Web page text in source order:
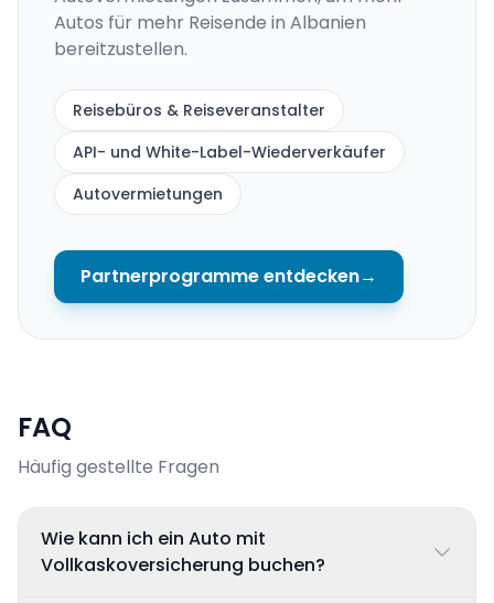
Autos für mehr Reisende in Albanien
bereitzustellen.
Reisebüros & Reiseveranstalter
API- und White-Label-Wiederverkäufer
Autovermietungen
Partnerprogramme entdecken→
FAQ
Häufig gestellte Fragen
Wie kann ich ein Auto mit
Vollkaskoversicherung buchen?